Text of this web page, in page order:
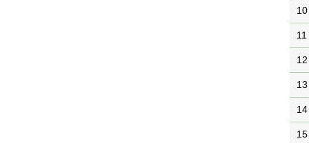
10
11
12
13
14
15